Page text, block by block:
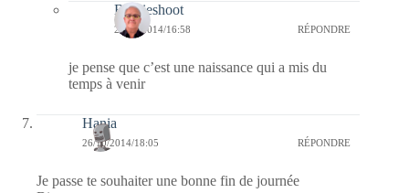
Bernieshoot
27/10/2014/16:58 RÉPONDRE
je pense que c’est une naissance qui a mis du
temps à venir
Hania
26/10/2014/18:05 RÉPONDRE
Je passe te souhaiter une bonne fin de journée